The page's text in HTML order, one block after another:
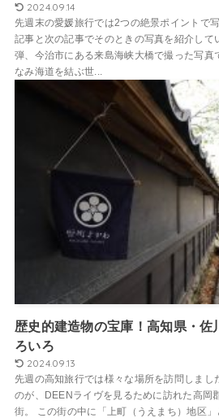
2024.09.14
先週末の愛媛旅行では2つの絶景ポイントで
記事と次の記事でそのときの写真を紹介して
弾、今治市にある来島海峡大橋で撮った写真
なみ海道を結ぶ世...
歴史的建造物の宝庫！高知県・佐
ろいろ
2024.09.13
先週の高知旅行では様々な場所を訪問しまし
のが、DEENライヴを見るために訪れた高岡
街。 この街の中に「上町（うえまち）地区